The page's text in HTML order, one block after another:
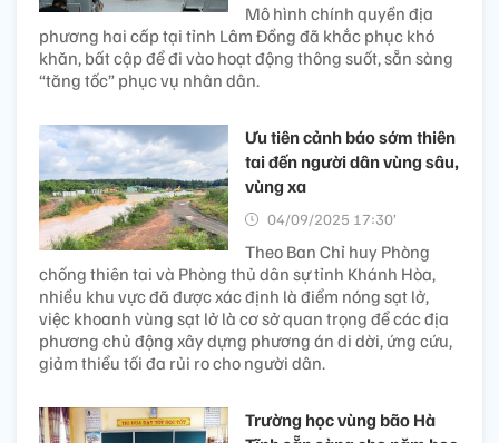
Mô hình chính quyền địa
phương hai cấp tại tỉnh Lâm Đồng đã khắc phục khó
khăn, bất cập để đi vào hoạt động thông suốt, sẵn sàng
“tăng tốc” phục vụ nhân dân.
Ưu tiên cảnh báo sớm thiên
tai đến người dân vùng sâu,
vùng xa
04/09/2025 17:30’
Theo Ban Chỉ huy Phòng
chống thiên tai và Phòng thủ dân sự tỉnh Khánh Hòa,
nhiều khu vực đã được xác định là điểm nóng sạt lở,
việc khoanh vùng sạt lở là cơ sở quan trọng để các địa
phương chủ động xây dựng phương án di dời, ứng cứu,
giảm thiểu tối đa rủi ro cho người dân.
Trường học vùng bão Hà